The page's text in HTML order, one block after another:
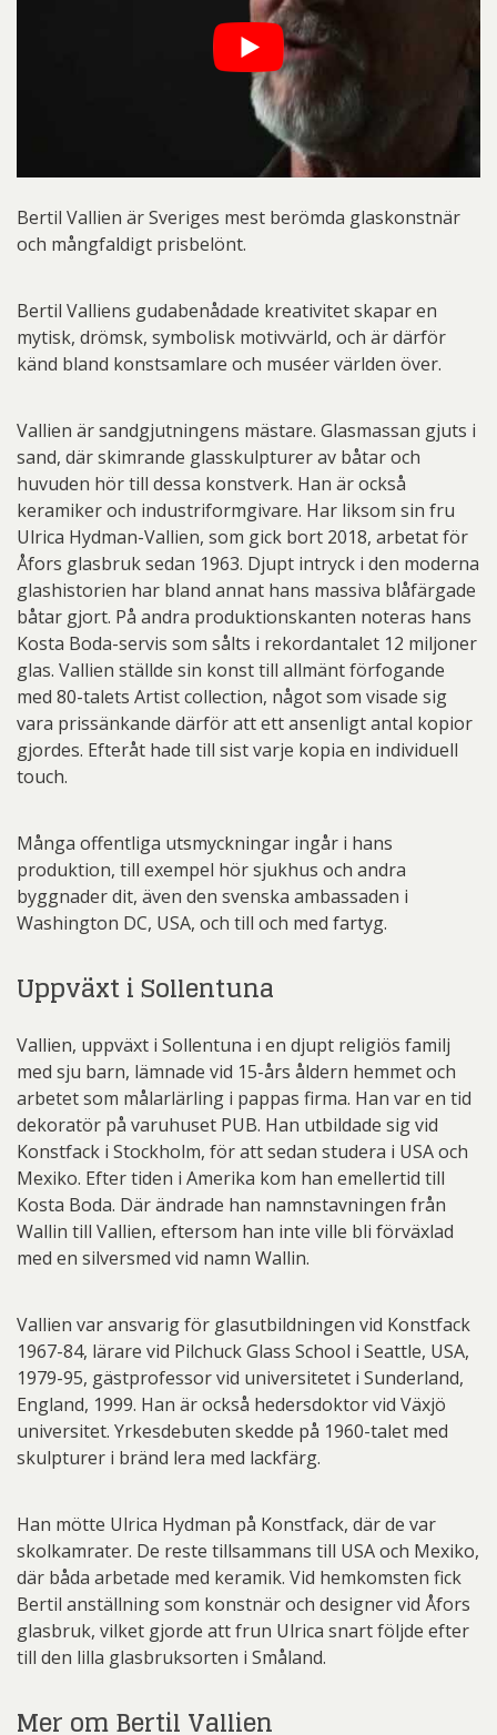
Bertil Vallien är Sveriges mest berömda glaskonstnär
och mångfaldigt prisbelönt.
Bertil Valliens gudabenådade kreativitet skapar en
mytisk, drömsk, symbolisk motivvärld, och är därför
känd bland konstsamlare och muséer världen över.
Vallien är sandgjutningens mästare. Glasmassan gjuts i
sand, där skimrande glasskulpturer av båtar och
huvuden hör till dessa konstverk. Han är också
keramiker och industriformgivare. Har liksom sin fru
Ulrica Hydman-Vallien, som gick bort 2018, arbetat för
Åfors glasbruk sedan 1963. Djupt intryck i den moderna
glashistorien har bland annat hans massiva blåfärgade
båtar gjort. På andra produktionskanten noteras hans
Kosta Boda-servis som sålts i rekordantalet 12 miljoner
glas. Vallien ställde sin konst till allmänt förfogande
med 80-talets Artist collection, något som visade sig
vara prissänkande därför att ett ansenligt antal kopior
gjordes. Efteråt hade till sist varje kopia en individuell
touch.
Många offentliga utsmyckningar ingår i hans
produktion, till exempel hör sjukhus och andra
byggnader dit, även den svenska ambassaden i
Washington DC, USA, och till och med fartyg.
Uppväxt i Sollentuna
Vallien, uppväxt i Sollentuna i en djupt religiös familj
med sju barn, lämnade vid 15-års åldern hemmet och
arbetet som målarlärling i pappas firma. Han var en tid
dekoratör på varuhuset PUB. Han utbildade sig vid
Konstfack i Stockholm, för att sedan studera i USA och
Mexiko. Efter tiden i Amerika kom han emellertid till
Kosta Boda. Där ändrade han namnstavningen från
Wallin till Vallien, eftersom han inte ville bli förväxlad
med en silversmed vid namn Wallin.
Vallien var ansvarig för glasutbildningen vid Konstfack
1967-84, lärare vid Pilchuck Glass School i Seattle, USA,
1979-95, gästprofessor vid universitetet i Sunderland,
England, 1999. Han är också hedersdoktor vid Växjö
universitet. Yrkesdebuten skedde på 1960-talet med
skulpturer i bränd lera med lackfärg.
Han mötte Ulrica Hydman på Konstfack, där de var
skolkamrater. De reste tillsammans till USA och Mexiko,
där båda arbetade med keramik. Vid hemkomsten fick
Bertil anställning som konstnär och designer vid Åfors
glasbruk, vilket gjorde att frun Ulrica snart följde efter
till den lilla glasbruksorten i Småland.
Mer om Bertil Vallien